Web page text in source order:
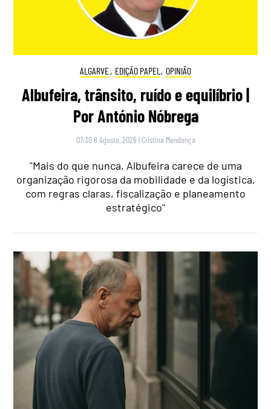
ALGARVE, EDIÇÃO PAPEL , OPINIÃO
Albufeira, trânsito, ruído e equilíbrio |
Por António Nóbrega
07:30 8 Agosto, 2026 | Cristina Mendonça
"Mais do que nunca, Albufeira carece de uma
organização rigorosa da mobilidade e da logística,
com regras claras, fiscalização e planeamento
estratégico"